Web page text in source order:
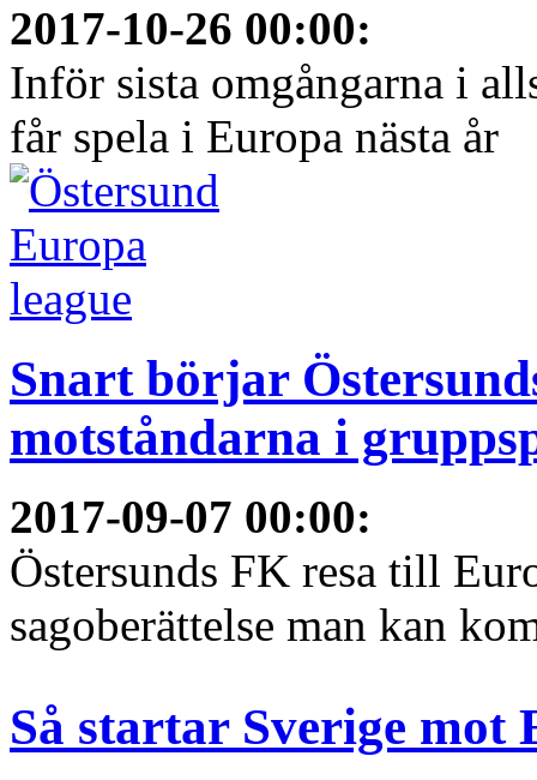
2017-10-26 00:00:
Inför sista omgångarna i
får spela i Europa nästa år
Snart börjar
motståndarna i
2017-09-07 00:00:
Östersunds FK resa till
sagoberättelse man kan
Så startar Sverige mot